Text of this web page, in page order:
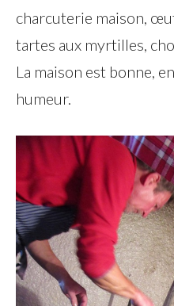
charcuterie maison,
tartes aux myrtilles,
La maison est bonne,
humeur.